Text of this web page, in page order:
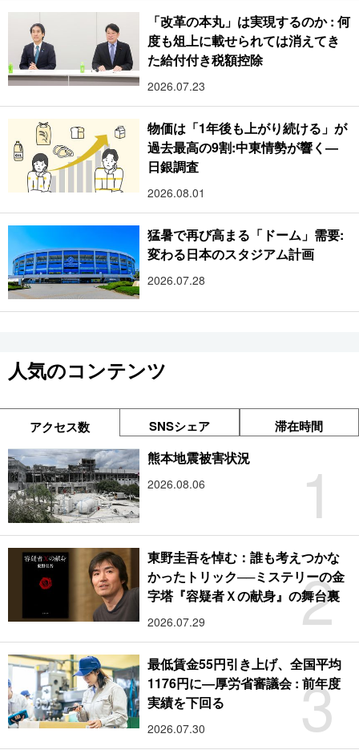
「改革の本丸」は実現するのか : 何
度も俎上に載せられては消えてき
た給付付き税額控除
2026.07.23
物価は「1年後も上がり続ける」が
過去最高の9割:中東情勢が響く―
日銀調査
2026.08.01
猛暑で再び高まる「ドーム」需要:
変わる日本のスタジアム計画
2026.07.28
人気のコンテンツ
アクセス数 SNSシェア 滞在時間
1
熊本地震被害状況
2026.08.06
2
東野圭吾を悼む：誰も考えつかな
かったトリック──ミステリーの金
字塔『容疑者Ｘの献身』の舞台裏
2026.07.29
3
最低賃金55円引き上げ、全国平均
1176円に―厚労省審議会 : 前年度
実績を下回る
2026.07.30